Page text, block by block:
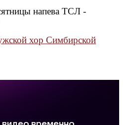
напева ТСЛ -
хор Симбирской